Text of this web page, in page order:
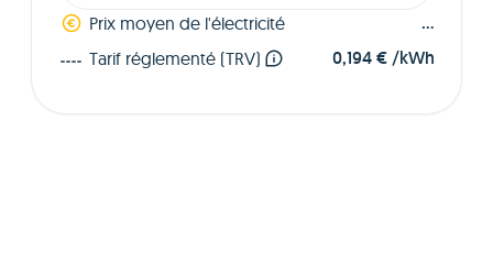
Prix moyen de l'électricité ...
Tarif réglementé (TRV) 0,194 € /kWh